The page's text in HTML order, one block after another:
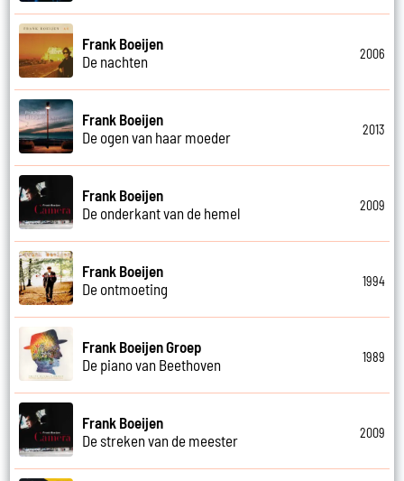
Frank Boeijen
De nachten
2006
Frank Boeijen
De ogen van haar moeder
2013
Frank Boeijen
De onderkant van de hemel
2009
Frank Boeijen
De ontmoeting
1994
Frank Boeijen Groep
De piano van Beethoven
1989
Frank Boeijen
De streken van de meester
2009